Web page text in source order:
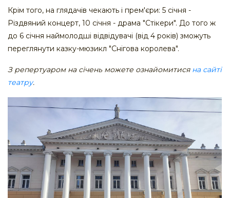
Крім того, на глядачів чекають і прем'єри: 5 січня -
Різдвяний концерт, 10 січня - драма "Стікери". До того ж
до 6 січня наймолодші відвідувачі (від 4 років) зможуть
переглянути казку-мюзикл "Снігова королева".
З репертуаром на січень можете ознайомитися на сайті
театру.